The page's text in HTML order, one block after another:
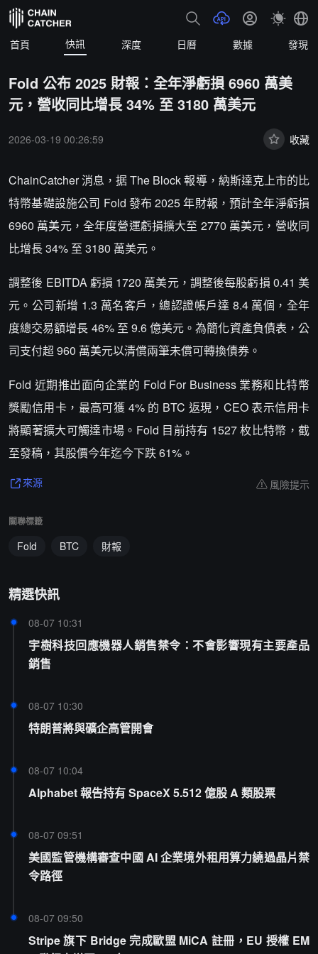
首頁 快訊 深度 日曆 數據 發現
Fold 公布 2025 財報：全年淨虧損 6960 萬美
元，營收同比增長 34% 至 3180 萬美元
2026-03-19 00:26:59 收藏
ChainCatcher 消息，据 The Block 報導，納斯達克上市的比
特幣基礎設施公司 Fold 發布 2025 年財報，預計全年淨虧損
6960 萬美元，全年度營運虧損擴大至 2770 萬美元，營收同
比增長 34% 至 3180 萬美元。
調整後 EBITDA 虧損 1720 萬美元，調整後每股虧損 0.41 美
元。公司新增 1.3 萬名客戶，總認證帳戶達 8.4 萬個，全年
度總交易額增長 46% 至 9.6 億美元。為簡化資產負債表，公
司支付超 960 萬美元以清償兩筆未償可轉換債券。
Fold 近期推出面向企業的 Fold For Business 業務和比特幣
獎勵信用卡，最高可獲 4% 的 BTC 返現，CEO 表示信用卡
將顯著擴大可觸達市場。Fold 目前持有 1527 枚比特幣，截
至發稿，其股價今年迄今下跌 61%。
來源 風險提示
關聯標籤
Fold BTC 財報
精選快訊
08-07 10:31
宇樹科技回應機器人銷售禁令：不會影響現有主要產品
銷售
08-07 10:30
特朗普將與礦企高管開會
08-07 10:04
Alphabet 報告持有 SpaceX 5.512 億股 A 類股票
08-07 09:51
美國監管機構審查中國 AI 企業境外租用算力繞過晶片禁
令路徑
08-07 09:50
Stripe 旗下 Bridge 完成歐盟 MiCA 註冊，EU 授權 EM